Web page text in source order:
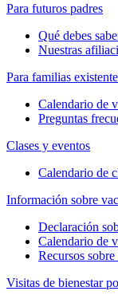
Para futuros padres
Qué debes
Nuestras
Para familias
Calendario de
Preguntas
Clases y eventos
Calendario de
Información sobre
Declaración
Calendario de
Recursos
Visitas de bienestar